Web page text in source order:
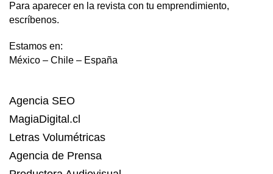
Para aparecer en la revista con tu emprendimiento,
escríbenos.
Estamos en:
México – Chile – España
Agencia SEO
MagiaDigital.cl
Letras Volumétricas
Agencia de Prensa